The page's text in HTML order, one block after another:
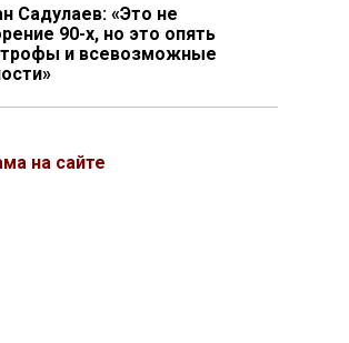
Садулаев: «Это не
90-х, но это опять
и всевозможные
на сайте